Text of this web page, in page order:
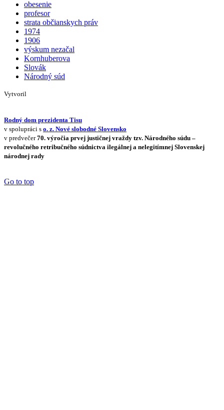
obesenie
profesor
strata občianskych práv
1974
1906
výskum nezačal
Kornhuberova
Slovák
Národný súd
Vytvoril
Rodný dom prezidenta Tisu
v spolupráci s o. z. Nové slobodné Slovensko
v predvečer70. výročia prvej justičnej vraždy tzv. Národného súdu –
revolučného retribučného súdnictva ilegálnej a nelegitímnej Slovenskej
národnej rady
Go to top